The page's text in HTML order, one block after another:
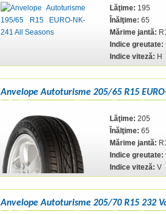
Lăţime: 195
Înălţime: 65
Mărime jantă:
Indice greutate:
Indice viteză: H
Anvelope Autoturisme 205/65 R15
Lăţime: 205
Înălţime: 65
Mărime jantă:
Indice greutate:
Indice viteză: V
Anvelope Autoturisme 205/70 R15 232